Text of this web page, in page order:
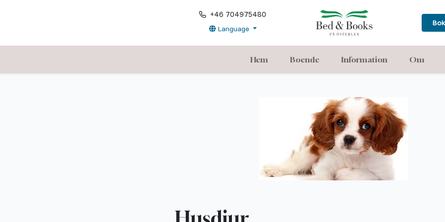
+46 704975480
Language
Hem Boende Information Om